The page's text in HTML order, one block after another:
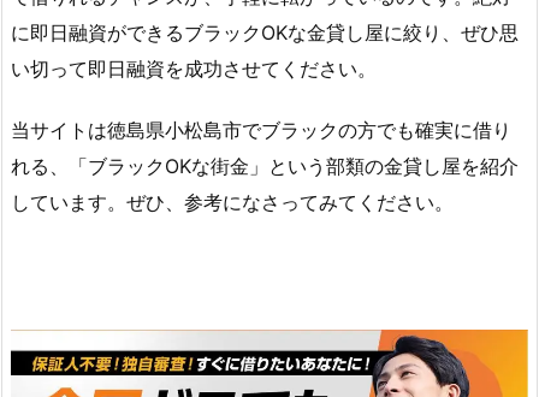
に即日融資ができるブラックOKな金貸し屋に絞り、ぜひ思
い切って即日融資を成功させてください。
当サイトは徳島県小松島市でブラックの方でも確実に借り
れる、「ブラックOKな街金」という部類の金貸し屋を紹介
しています。ぜひ、参考になさってみてください。